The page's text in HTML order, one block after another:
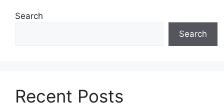
Search
Search
Recent Posts